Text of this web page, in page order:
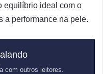
equilíbrio ideal com o
a performance na pele.
com outros leitores.